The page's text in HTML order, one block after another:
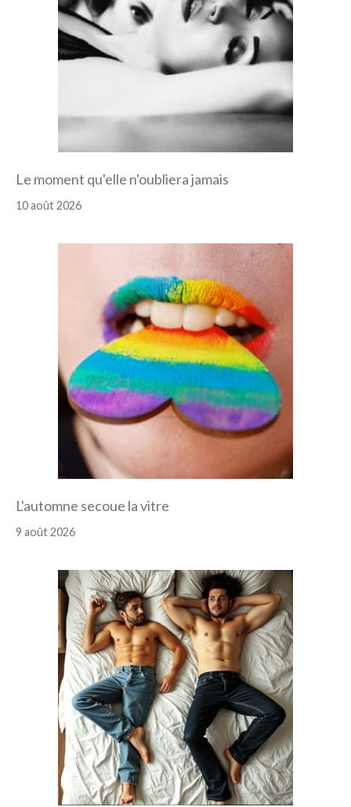
Le moment qu'elle n'oubliera jamais
10 août 2026
L'automne secoue la vitre
9 août 2026